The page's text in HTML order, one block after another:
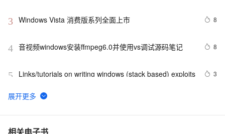
3 Windows Vista 消费版系列全面上市 8
4 音视频windows安装ffmpeg6.0并使用vs调试源码笔记 8
5 Links/tutorials on writing windows (stack based) exploits 3
6
windows解决SpringBoot启动时：APPLICATION
7 腾讯START云游戏开启不限量测试，支持MacOS和